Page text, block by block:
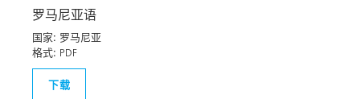
罗马尼亚语
国家: 罗马尼亚
格式: PDF
下载